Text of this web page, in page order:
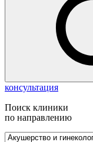
консультация
Поиск клиники
по направлению